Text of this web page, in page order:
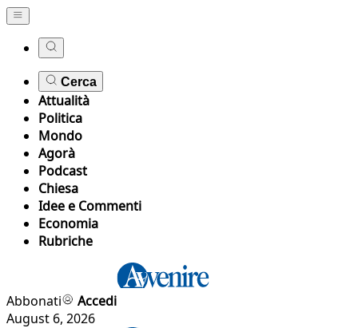
Cerca
Attualità
Politica
Mondo
Agorà
Podcast
Chiesa
Idee e Commenti
Economia
Rubriche
Abbonati
Accedi
August 6, 2026